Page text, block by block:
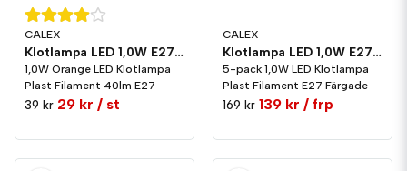
CALEX
Klotlampa LED 1,0W E27 Plast Orange
1,0W Orange LED Klotlampa
Plast Filament 40lm E27
39 kr 29 kr / st
CALEX
Klotlampa LED 1,0W E27 Plast Färgade 5-Pack
5-pack 1,0W LED Klotlampa
Plast Filament E27 Färgade
169 kr 139 kr / frp